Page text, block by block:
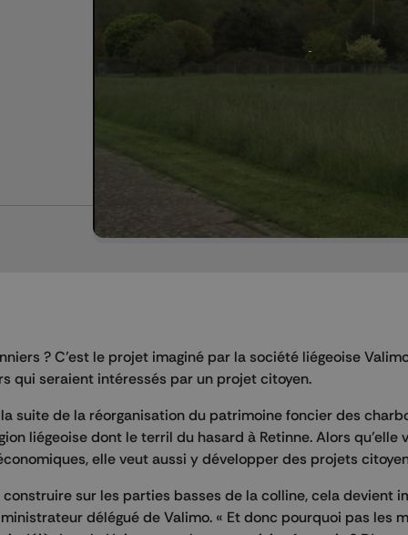
? C’est le projet imaginé par la société liégeoise
qui seraient intéressés par un projet citoyen.
suite de la réorganisation du patrimoine foncier des
liégeoise dont le terril du hasard à Retinne. Alors qu’elle
elle veut aussi y développer des projets
sur les parties basses de la colline, cela devient
délégué de Valimo. « Et donc pourquoi pas les